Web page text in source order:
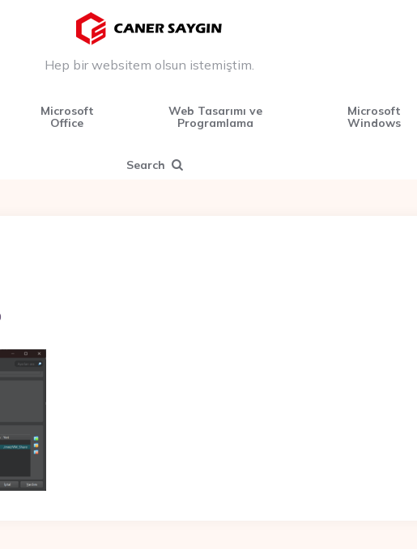
Hep bir websitem olsun istemiştim.
Microsoft
Office
Web Tasarımı ve
Programlama
Microsoft
Windows
Search